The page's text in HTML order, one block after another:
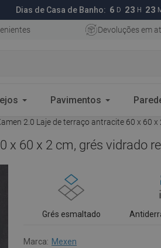
Dias de Casa de Banho: 6 D 23 H 23
Devoluções em
Pavimentos
2.0 Laje de terraço antracite 60 x 60
x 60 x 2 cm, grés vidrado
Grés esmaltado
Marca: Mexen